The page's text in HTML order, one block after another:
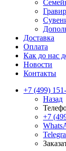
Доставка
Оплата
Как до нас
Новости
Контакты
+7 (499)
Назад
+7